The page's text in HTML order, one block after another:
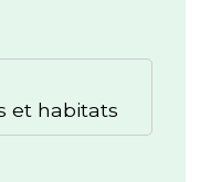
et habitats